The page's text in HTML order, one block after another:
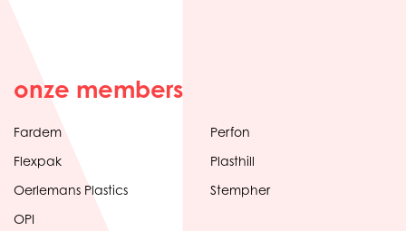
onze members
Fardem
Flexpak
Oerlemans Plastics
OPI
Perfon
Plasthill
Stempher